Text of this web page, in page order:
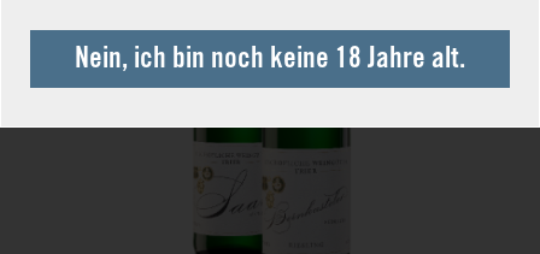
Nein, ich bin noch keine 18 Jahre alt.